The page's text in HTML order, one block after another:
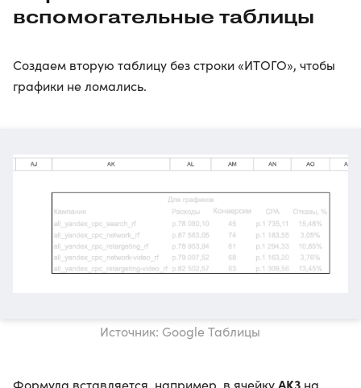
вспомогательные таблицы
Создаем вторую таблицу без строки «ИТОГО», чтобы
графики не ломались.
Источник: Google Таблицы
Формула вставляется, например, в ячейкуAK3 на